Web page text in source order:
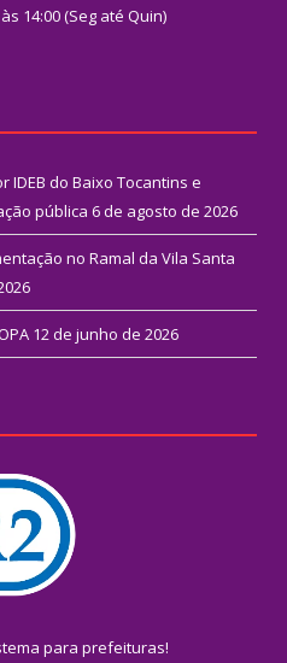
14:00 (Seg até Quin)
do Baixo Tocantins e
pública 6 de agosto de 2026
no Ramal da Vila Santa
12 de junho de 2026
para prefeituras!